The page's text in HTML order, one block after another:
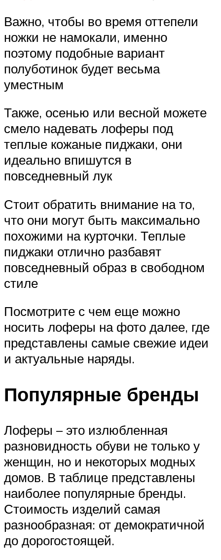
Важно, чтобы во время оттепели
ножки не намокали, именно
поэтому подобные вариант
полуботинок будет весьма
уместным
Также, осенью или весной можете
смело надевать лоферы под
теплые кожаные пиджаки, они
идеально впишутся в
повседневный лук
Стоит обратить внимание на то,
что они могут быть максимально
похожими на курточки. Теплые
пиджаки отлично разбавят
повседневный образ в свободном
стиле
Посмотрите с чем еще можно
носить лоферы на фото далее, где
представлены самые свежие идеи
и актуальные наряды.
Популярные бренды
Лоферы – это излюбленная
разновидность обуви не только у
женщин, но и некоторых модных
домов. В таблице представлены
наиболее популярные бренды.
Стоимость изделий самая
разнообразная: от демократичной
до дорогостоящей.